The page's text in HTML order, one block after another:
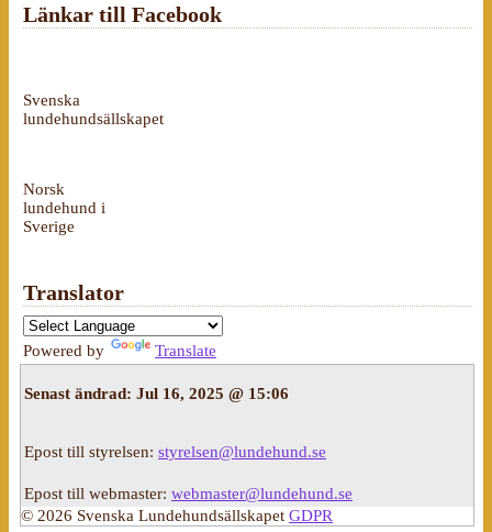
Länkar till Facebook
Svenska
lundehundsällskapet
Norsk
lundehund i
Sverige
Translator
Powered by Translate
Senast ändrad: Jul 16, 2025 @ 15:06
Epost till styrelsen: styrelsen@lundehund.se
Epost till webmaster: webmaster@lundehund.se
© 2026 Svenska Lundehundsällskapet GDPR